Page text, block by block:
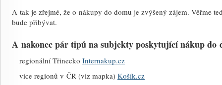
A tak je zřejmé, že o nákupy do domu je zvýšený zájem. Věřme
bude přibývat.
A nakonec pár tipů na subjekty poskytující nákup do
regionální Třinecko Internakup.cz
více regionů v ČR (viz mapka) Košík.cz